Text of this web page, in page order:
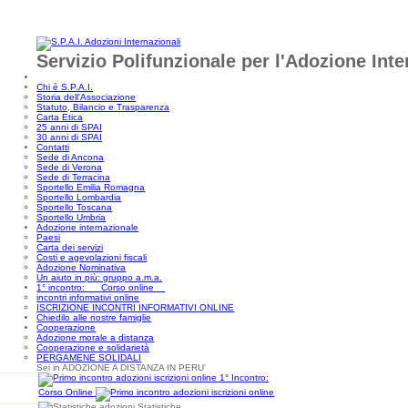
Servizio Polifunzionale per l'Adozione
Chi è S.P.A.I.
Storia dell'Associazione
Statuto, Bilancio e Trasparenza
Carta Etica
25 anni di SPAI
30 anni di SPAI
Contatti
Sede di Ancona
Sede di Verona
Sede di Terracina
Sportello Emilia Romagna
Sportello Lombardia
Sportello Toscana
Sportello Umbria
Adozione internazionale
Paesi
Carta dei servizi
Costi e agevolazioni fiscali
Adozione Nominativa
Un aiuto in più: gruppo a.m.a.
1° incontro: Corso online
incontri informativi online
ISCRIZIONE INCONTRI INFORMATIVI ONLINE
Chiedilo alle nostre famiglie
Cooperazione
Adozione morale a distanza
Cooperazione e solidarietà
PERGAMENE SOLIDALI
Sei in ADOZIONE A DISTANZA IN PERU'
1° Incontro:
Corso Online